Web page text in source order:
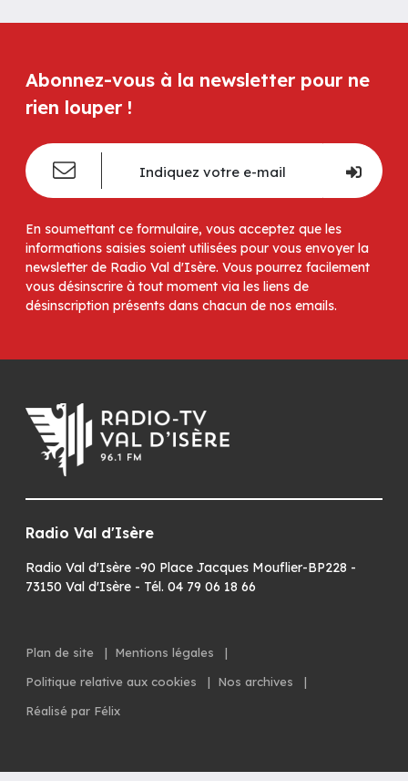
Abonnez-vous à la newsletter pour ne
rien louper !
En soumettant ce formulaire, vous acceptez que les
informations saisies soient utilisées pour vous envoyer la
newsletter de Radio Val d'Isère. Vous pourrez facilement
vous désinscrire à tout moment via les liens de
désinscription présents dans chacun de nos emails.
Radio Val d'Isère
Radio Val d'Isère -90 Place Jacques Mouflier-BP228 -
73150 Val d'Isère - Tél. 04 79 06 18 66
Plan de site | Mentions légales
|
Politique relative aux cookies
| Nos archives
|
Réalisé par Félix